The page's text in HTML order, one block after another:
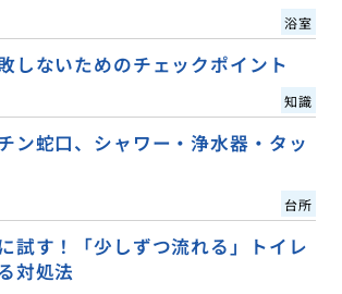
浴室
しないためのチェックポイント
知識
ン蛇口、シャワー・浄水器・タッ
台所
試す！「少しずつ流れる」トイレ
対処法